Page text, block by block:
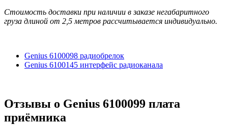
Стоимость доставки при наличии в заказе негабаритного
груза длиной от 2,5 метров рассчитывается индивидуально.
Genius 6100098 радиобрелок
Genius 6100145 интерфейс радиоканала
Отзывы о Genius 6100099 плата
приёмника